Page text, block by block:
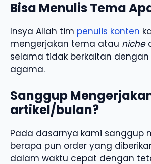
Bisa Menulis Tema
Insya Allah tim penulis konten
mengerjakan tema atau niche
selama tidak berkaitan dengan
agama.
Sanggup
artikel/bulan?
Pada dasarnya kami sanggup
berapa pun order yang
dalam waktu cepat dengan